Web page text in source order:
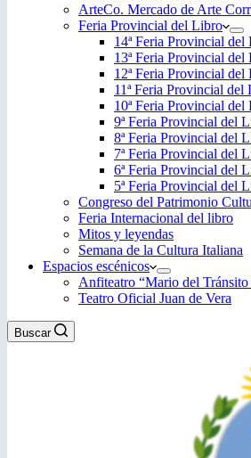
ArteCo. Mercado de Arte
Feria Provincial del Libro
14ª Feria Provincial del
13ª Feria Provincial del
12ª Feria Provincial del
11ª Feria Provincial del
10ª Feria Provincial del
9ª Feria Provincial del
8ª Feria Provincial del
7ª Feria Provincial del
6ª Feria Provincial del
5ª Feria Provincial del
Congreso del Patrimonio
Feria Internacional del libro
Mitos y leyendas
Semana de la Cultura Italiana
Espacios escénicos
Anfiteatro “Mario del
Teatro Oficial Juan de Vera
Buscar